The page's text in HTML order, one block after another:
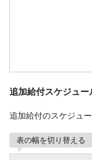
追加給付スケジュー
追加給付のスケジュ
表の幅を切り替える